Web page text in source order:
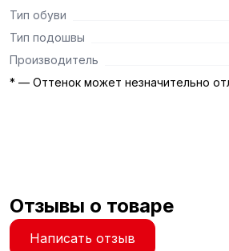
Тип обуви
Тип подошвы
Производитель
* — Оттенок может незначительно
Отзывы о товаре
Написать отзыв